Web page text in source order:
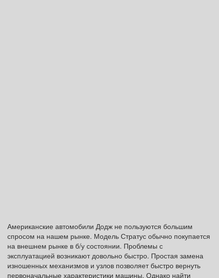
Американские автомобили Додж не пользуются большим
спросом на нашем рынке. Модель Стратус обычно покупается
на внешнем рынке в б/у состоянии. Проблемы с
эксплуатацией возникают довольно быстро. Простая замена
изношенных механизмов и узлов позволяет быстро вернуть
первоначальные характеристики машины. Однако найти